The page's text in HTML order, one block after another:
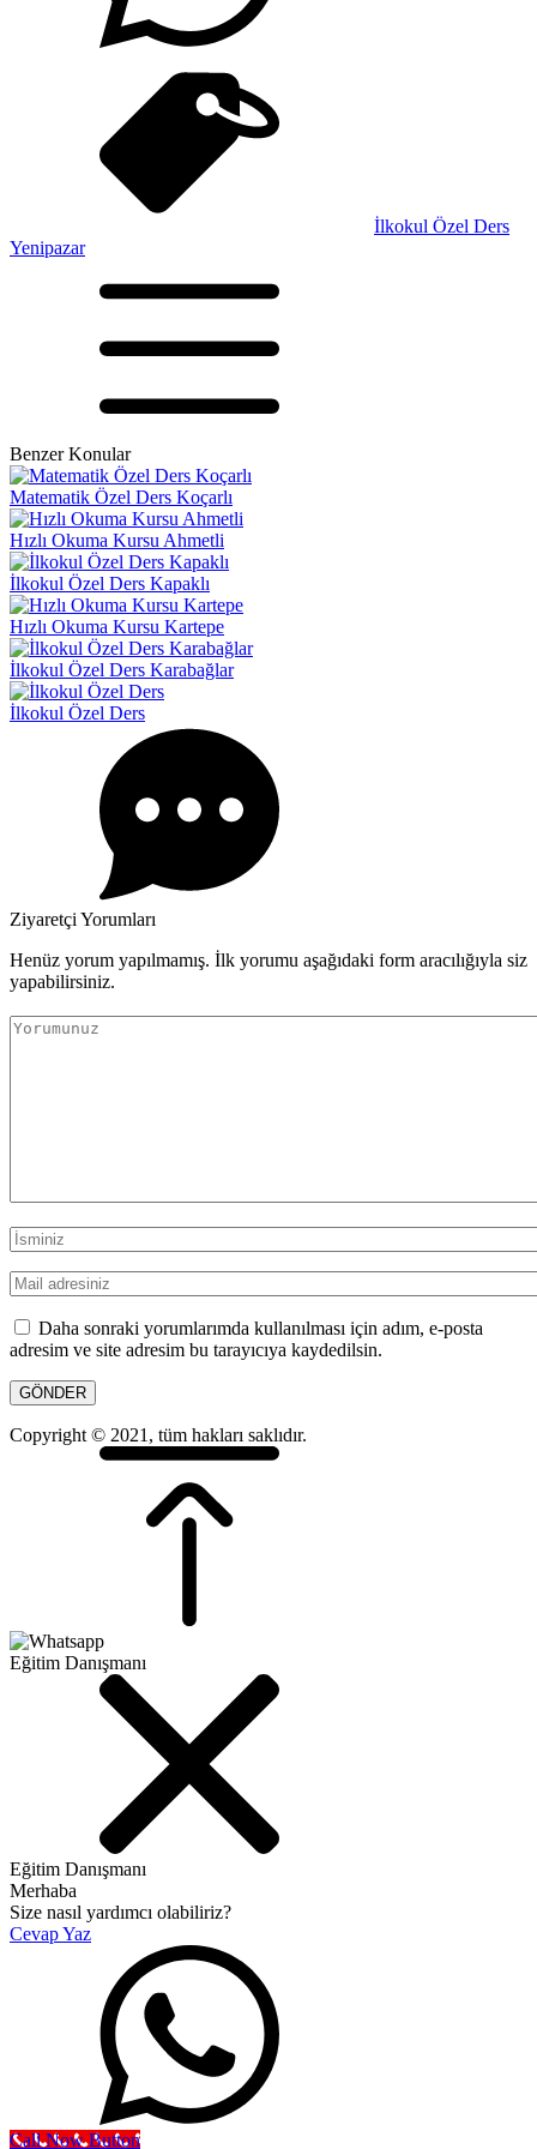
İlkokul Özel Ders
Yenipazar
Benzer Konular
Matematik Özel Ders Koçarlı
Hızlı Okuma Kursu Ahmetli
İlkokul Özel Ders Kapaklı
Hızlı Okuma Kursu Kartepe
İlkokul Özel Ders Karabağlar
İlkokul Özel Ders
Ziyaretçi Yorumları
Henüz yorum yapılmamış. İlk yorumu aşağıdaki form aracılığıyla siz
yapabilirsiniz.
Daha sonraki yorumlarımda kullanılması için adım, e-posta
adresim ve site adresim bu tarayıcıya kaydedilsin.
Copyright © 2021, tüm hakları saklıdır.
Eğitim Danışmanı
Eğitim Danışmanı
Merhaba
Size nasıl yardımcı olabiliriz?
Cevap Yaz
Call Now Button